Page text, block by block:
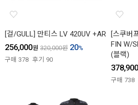
[걸/GULL] 만티스 LV 420UV +AR
256,000원 320,000원 20%
구매 378 후기 90
[스쿠버
FIN W/
(블랙)
378,900
구매 738